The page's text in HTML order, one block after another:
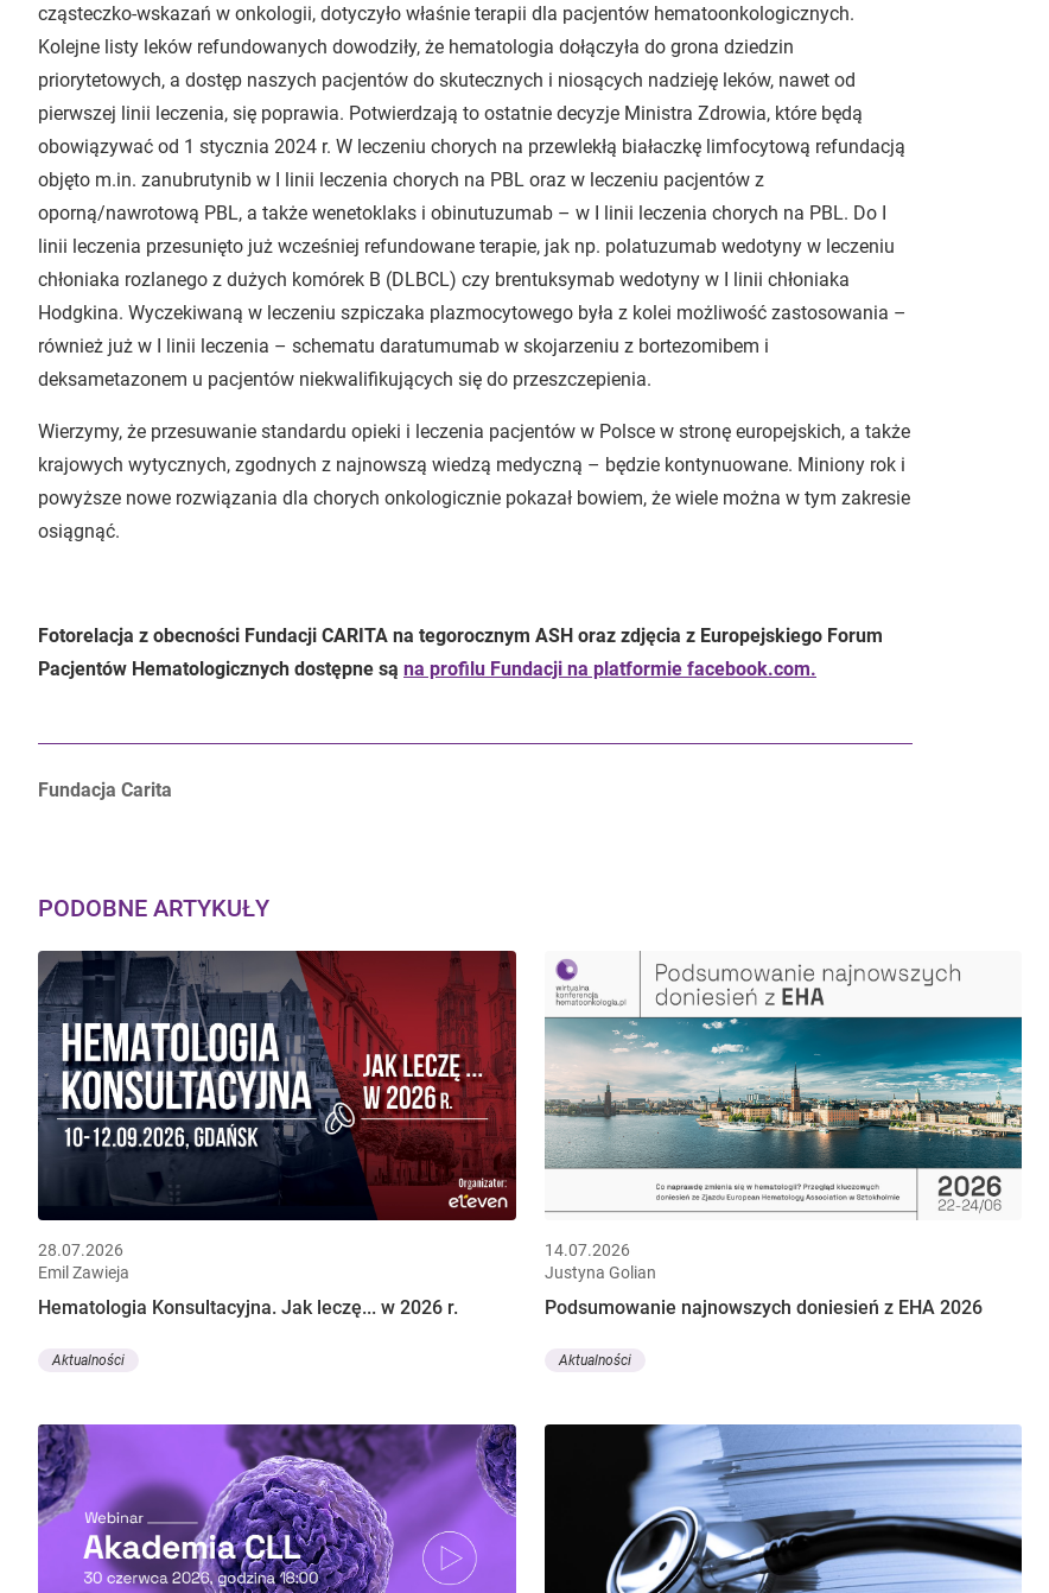
cząsteczko-wskazań w onkologii, dotyczyło właśnie terapii dla pacjentów hematoonkologicznych.
Kolejne listy leków refundowanych dowodziły, że hematologia dołączyła do grona dziedzin
priorytetowych, a dostęp naszych pacjentów do skutecznych i niosących nadzieję leków, nawet od
pierwszej linii leczenia, się poprawia. Potwierdzają to ostatnie decyzje Ministra Zdrowia, które będą
obowiązywać od 1 stycznia 2024 r. W leczeniu chorych na przewlekłą białaczkę limfocytową refundacją
objęto m.in. zanubrutynib w I linii leczenia chorych na PBL oraz w leczeniu pacjentów z
oporną/nawrotową PBL, a także wenetoklaks i obinutuzumab – w I linii leczenia chorych na PBL. Do I
linii leczenia przesunięto już wcześniej refundowane terapie, jak np. polatuzumab wedotyny w leczeniu
chłoniaka rozlanego z dużych komórek B (DLBCL) czy brentuksymab wedotyny w I linii chłoniaka
Hodgkina. Wyczekiwaną w leczeniu szpiczaka plazmocytowego była z kolei możliwość zastosowania –
również już w I linii leczenia – schematu daratumumab w skojarzeniu z bortezomibem i
deksametazonem u pacjentów niekwalifikujących się do przeszczepienia.
Wierzymy, że przesuwanie standardu opieki i leczenia pacjentów w Polsce w stronę europejskich, a także
krajowych wytycznych, zgodnych z najnowszą wiedzą medyczną – będzie kontynuowane. Miniony rok i
powyższe nowe rozwiązania dla chorych onkologicznie pokazał bowiem, że wiele można w tym zakresie
osiągnąć.
Fotorelacja z obecności Fundacji CARITA na tegorocznym ASH oraz zdjęcia z Europejskiego Forum
Pacjentów Hematologicznych dostępne są na profilu Fundacji na platformie facebook.com.
Autorzy:
Fundacja Carita
PODOBNE ARTYKUŁY
28.07.2026
Emil Zawieja
Hematologia Konsultacyjna. Jak leczę... w 2026 r.
Aktualności
14.07.2026
Justyna Golian
Podsumowanie najnowszych doniesień z EHA 2026
Aktualności